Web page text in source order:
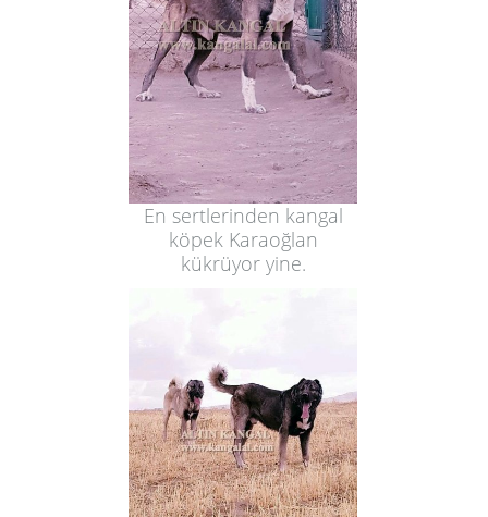
En sertlerinden kangal
köpek Karaoğlan
kükrüyor yine.